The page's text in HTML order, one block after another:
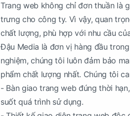
Trang web không chỉ đơn thuần là
trưng cho công ty. Vì vậy, quan
chất lượng, phù hợp với nhu cầu
Đậu Media là đơn vị hàng đầu
nghiệm, chúng tôi luôn đảm bảo
phẩm chất lượng nhất. Chúng tôi
- Bàn giao trang web đúng thời
suốt quá trình sử dụng.